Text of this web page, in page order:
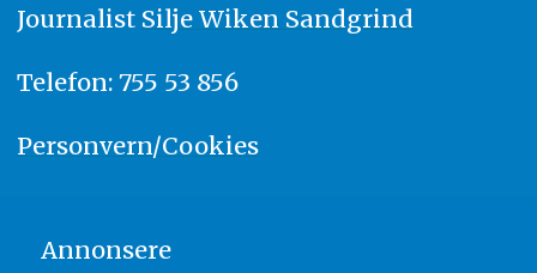
Journalist Silje Wiken Sandgrind
Telefon: 755 53 856
Personvern/Cookies
Annonsere